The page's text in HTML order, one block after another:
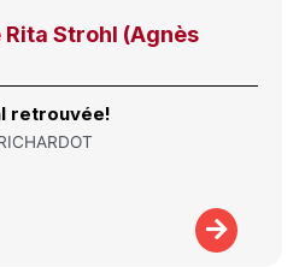
Strohl (Agnès
retrouvée!